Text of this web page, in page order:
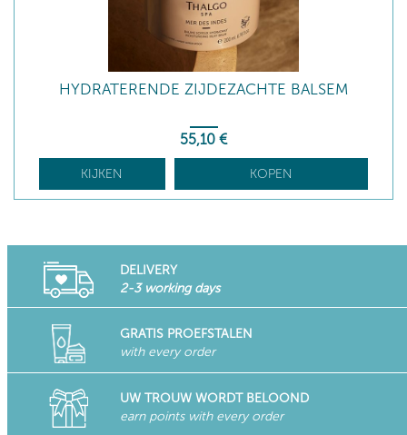
HYDRATERENDE ZIJDEZACHTE BALSEM
55,10 €
KIJKEN KOPEN
DELIVERY
2-3 working days
GRATIS PROEFSTALEN
with every order
UW TROUW WORDT BELOOND
earn points with every order